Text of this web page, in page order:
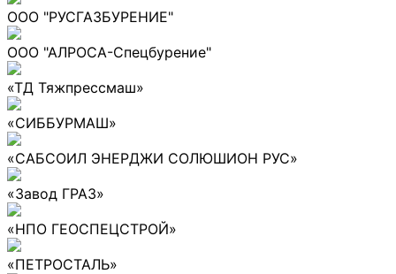
ООО "РУСГАЗБУРЕНИЕ"
ООО "АЛРОСА-Спецбурение"
«ТД Тяжпрессмаш»
«СИББУРМАШ»
«САБСОИЛ ЭНЕРДЖИ СОЛЮШИОН РУС»
«Завод ГРАЗ»
«НПО ГЕОСПЕЦСТРОЙ»
«ПЕТРОСТАЛЬ»